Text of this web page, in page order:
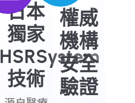
日本
獨家
HSRSystem
技術
權威
機構
安全
驗證